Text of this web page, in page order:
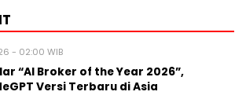
- 02:00 WIB
“AI Broker of the Year 2026”,
Versi Terbaru di Asia